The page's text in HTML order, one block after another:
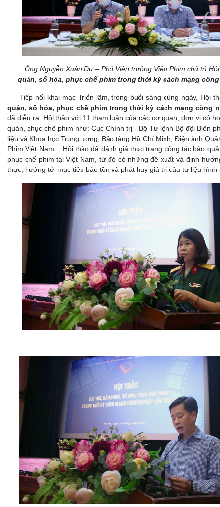
Ông Nguyễn Xuân Dư – Phó Viện trưởng Viện Phim chủ trì
quản, số hóa, phục chế phim trong thời kỳ cách mạng
Tiếp nối khai mạc Triển lãm, trong buổi sáng cùng ngày, Hội
quản, số hóa, phục chế phim trong thời kỳ cách mạng công
đã diễn ra. Hội thảo với 11 tham luận của các cơ quan, đơn vị có
quản, phục chế phim như: Cục Chính trị - Bộ Tư lệnh Bộ đội Biên
liệu và Khoa học Trung ương, Bảo tàng Hồ Chí Minh, Điện ảnh
Phim Việt Nam… Hội thảo đã đánh giá thực trạng công tác bảo
phục chế phim tại Việt Nam, từ đó có những đề xuất và định
thực, hướng tới mục tiêu bảo tồn và phát huy giá trị của tư liệu hình